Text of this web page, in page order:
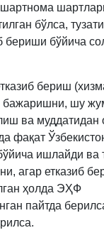
бўлса,
бериши бўйича
бериш
бажаришни, шу
ва муддатидан
фақат
ишлайди ва
агар етказиб
ҳолда ЭҲФ
пайтда